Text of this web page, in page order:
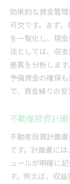
効果的な資金管
可欠です。まず
を一覧化し、現
法としては、収
差異を分析しま
予備資金の確保
で、資金繰りの
不動産投資計
不動産投資計画
です。計画書に
ュールが明確に
す。例えば、収